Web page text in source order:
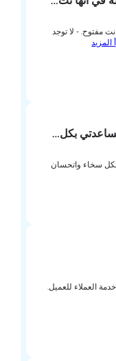
- لا توجد
بكل…
واتحسان
للعميل.